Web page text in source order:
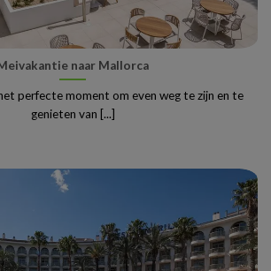
naar Mallorca
perfecte moment om even weg te zijn en te
genieten van [...]